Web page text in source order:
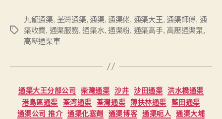
Tags
九龍通渠, 荃灣通渠,通渠,通渠佬, 通渠大王,通渠師傅, 通
渠收費, 通渠服務,通渠水,通渠粉, 通渠高手, 高壓通渠泵,
高壓通渠車
Categories
通渠大王分部公司 柴灣通渠 沙井 沙田通渠 洪水橋通渠
港島區通渠 荃湾通渠 荃灣通渠 薄扶林通渠 藍田通渠
通渠公司 推介 通渠化塞劑 通渠博客 通渠呃人 通渠大埔